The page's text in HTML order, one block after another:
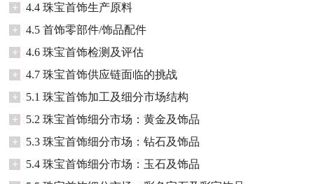
+
4.4 珠宝首饰生产原料
+
4.5 首饰零部件/饰品配件
+
4.6 珠宝首饰检测及评估
+
4.7 珠宝首饰供应链面临的挑战
+
5.1 珠宝首饰加工及细分市场结构
+
5.2 珠宝首饰细分市场：黄金及饰品
+
5.3 珠宝首饰细分市场：钻石及饰品
+
5.4 珠宝首饰细分市场：玉石及饰品